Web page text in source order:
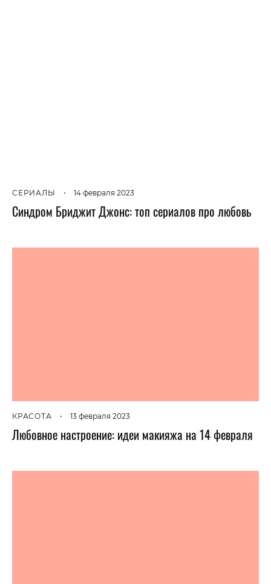
СЕРИАЛЫ • 14 февраля 2023
Синдром Бриджит Джонс: топ сериалов про любовь
КРАСОТА • 13 февраля 2023
Любовное настроение: идеи макияжа на 14 февраля